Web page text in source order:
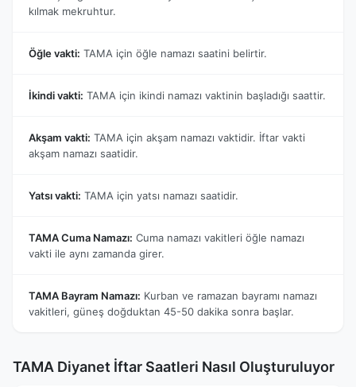
kılmak mekruhtur.
Öğle vakti: TAMA için öğle namazı saatini belirtir.
İkindi vakti: TAMA için ikindi namazı vaktinin başladığı saattir.
Akşam vakti: TAMA için akşam namazı vaktidir. İftar vakti
akşam namazı saatidir.
Yatsı vakti: TAMA için yatsı namazı saatidir.
TAMA Cuma Namazı: Cuma namazı vakitleri öğle namazı
vakti ile aynı zamanda girer.
TAMA Bayram Namazı: Kurban ve ramazan bayramı namazı
vakitleri, güneş doğduktan 45-50 dakika sonra başlar.
TAMA Diyanet İftar Saatleri Nasıl Oluşturuluyor